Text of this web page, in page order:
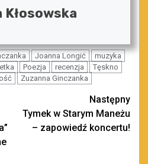
Kłosowska
Joanna Longić
muzyka
Poezja recenzja
Tęskno
Zuzanna Ginczanka
Następny
Tymek w Starym Maneżu
– zapowiedź koncertu!